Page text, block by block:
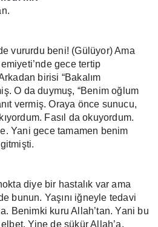
vururdu beni! (Gülüyor) Ama
gece tertip
birisi “Bakalım
O da duymuş, “Benim oğlum
vermiş. Oraya önce sunucu,
Fasıl da okuyordum.
Yani gece tamamen benim
gitmişti.
diye bir hastalık var ama
bunun. Yaşını iğneyle tedavi
Benimki kuru Allah’tan. Yani bu
Yine de şükür Allah’a.